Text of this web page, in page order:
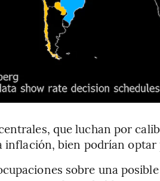
que luchan por
inflación, bien podrían optar
sobre una